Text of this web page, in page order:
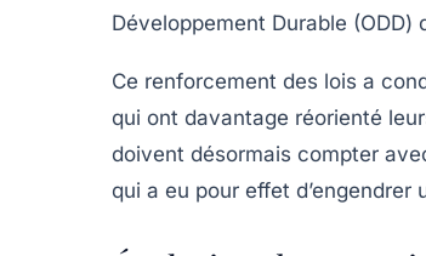
Développement Durable (ODD)
Ce renforcement des lois a
qui ont davantage réorienté
doivent désormais compter
qui a eu pour effet d’engendrer